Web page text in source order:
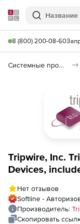
Softline
Поиск
8 (800) 200-08-60
Системные программы
Tripwire, Inc.
Devices,
стоимость 1
Нет отзывов
Softline -
Производитель:
Скопировать